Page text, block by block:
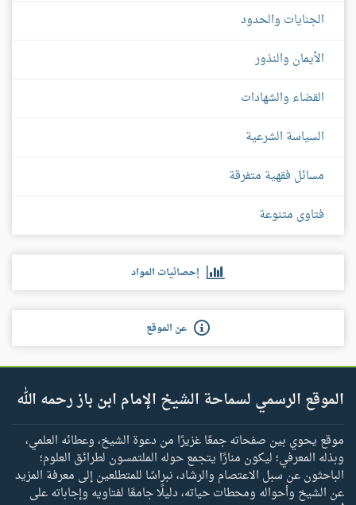
الجنايات والحدود
الأيمان والنذور
القضاء والشهادات
السياسة الشرعية
مسائل فقهية متفرقة
فتاوى متنوعة
إحصائيات المواد
عن الموقع
الموقع الرسمي لسماحة الشيخ الإمام ابن باز رحمه الله
موقع يحوي بين صفحاته جمعًا غزيرًا من دعوة الشيخ، وعطائه العلمي،
وبذله المعرفي؛ ليكون منارًا يتجمع حوله الملتمسون لطرائق العلوم؛
الباحثون عن سبل الاعتصام والرشاد، نبراسًا للمتطلعين إلى معرفة المزيد
عن الشيخ وأحواله ومحطات حياته، دليلًا جامعًا لفتاويه وإجاباته على